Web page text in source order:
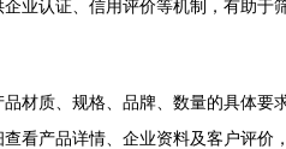
企业认证、信用评价等机制，有助于
材质、规格、品牌、数量的具体要
查看产品详情、企业资料及客户评价